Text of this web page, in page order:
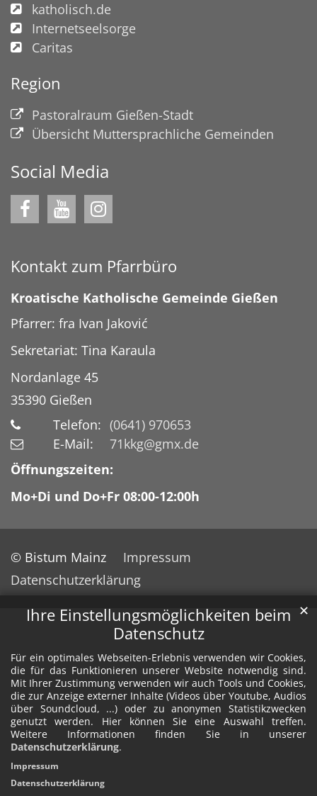
Ihre Einstellungsmöglichkeiten beim
Datenschutz
Für ein optimales Webseiten-Erlebnis verwenden wir Cookies,
die für das Funktionieren unserer Website notwendig sind.
Mit Ihrer Zustimmung verwenden wir auch Tools und Cookies,
die zur Anzeige externer Inhalte (Videos über Youtube, Audios
über Soundcloud, ...) oder zu anonymen Statistikzwecken
genutzt werden. Hier können Sie eine Auswahl treffen.
Weitere Informationen finden Sie in unserer
Datenschutzerklärung.
✕
Impressum
Datenschutzerklärung
katholisch.de
Internetseelsorge
Caritas
Region
Pastoralraum Gießen-Stadt
Übersicht Muttersprachliche Gemeinden
Social Media
Kontakt zum Pfarrbüro
Kroatische Katholische Gemeinde Gießen
Pfarrer: fra Ivan Jaković
Sekretariat: Tina Karaula
Nordanlage 45
35390 Gießen
Telefon: (0641) 970653
E-Mail:
71kkg@gmx.de
Öffnungszeiten:
Mo+Di und Do+Fr 08:00-12:00h
© Bistum Mainz
Impressum
Datenschutzerklärung